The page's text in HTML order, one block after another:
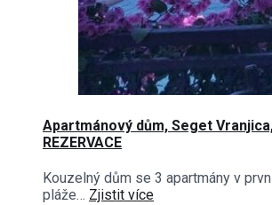
Apartmánový dům, Seget
REZERVACE
Kouzelný dům se 3 apartmány v
pláže… Zjistit více